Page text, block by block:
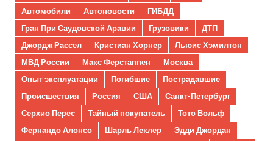
Автомобили
Автоновости
ГИБДД
Гран При Саудовской Аравии
Грузовики
ДТП
Джордж Рассел
Кристиан Хорнер
Льюис Хэмилтон
МВД России
Макс Ферстаппен
Москва
Опыт эксплуатации
Погибшие
Пострадавшие
Происшествия
Россия США
Санкт-Петербург
Серхио Перес
Тайный покупатель
Тото Вольф
Фернандо Алонсо
Шарль Леклер
Эдди Джордан